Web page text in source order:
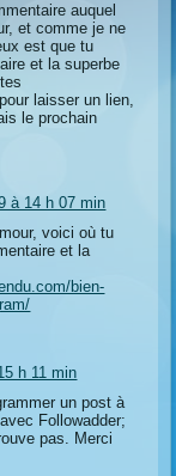
auquel
et comme je ne
est que tu
et la superbe
laisser un lien,
le prochain
à 14 h 07 min
voici où tu
et la
bien-
h 11 min
un post à
Followadder;
pas. Merci